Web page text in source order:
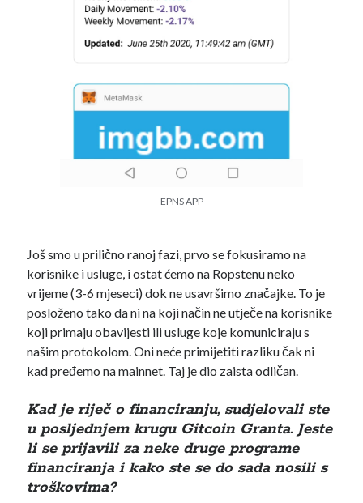
EPNS APP
Još smo u prilično ranoj fazi, prvo se fokusiramo na
korisnike i usluge, i ostat ćemo na Ropstenu neko
vrijeme (3-6 mjeseci) dok ne usavršimo značajke. To je
posloženo tako da ni na koji način ne utječe na korisnike
koji primaju obavijesti ili usluge koje komuniciraju s
našim protokolom. Oni neće primijetiti razliku čak ni
kad pređemo na mainnet. Taj je dio zaista odličan.
Kad je riječ o financiranju, sudjelovali ste
u posljednjem krugu Gitcoin Granta. Jeste
li se prijavili za neke druge programe
financiranja i kako ste se do sada nosili s
troškovima?